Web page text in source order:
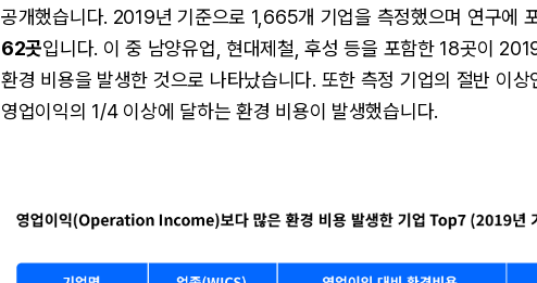
공개했습니다. 2019년 기준으로 1,665개 기업을 측정했으며 연구에
62곳입니다. 이 중 남양유업, 현대제철, 후성 등을 포함한 18곳이
환경 비용을 발생한 것으로 나타났습니다. 또한 측정 기업의 절반 이
영업이익의 1/4 이상에 달하는 환경 비용이 발생했습니다.